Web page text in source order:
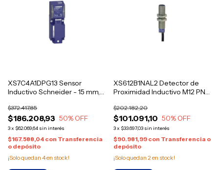
XS7C4A1DPG13 Sensor
Inductivo Schneider - 15 mm,
seleccionable, IP67
$186.208,93
$372.417,85
50% OFF
3x $62.069,64 sin interés
$167.588,04 con Transferencia
o depósito
¡Solo quedan 4en stock!
XS612B1NAL2 Detector de
Proximidad Inductivo M12 PNP
$101.091,10
$202.182,20
50% OFF
3x $33.697,03 sin interés
$90.981,99 con Transferencia o
depósito
¡Solo quedan 2en stock!